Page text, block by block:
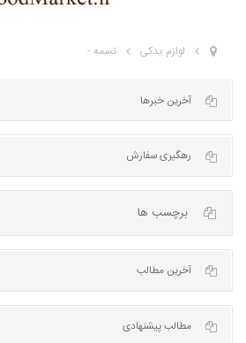
لوازم یدکی تسمه -
آخرین خبرها
برچسب ها